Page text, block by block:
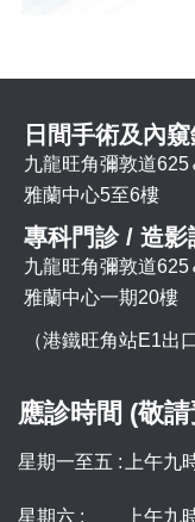
日間手術及內窺
九龍旺角彌敦道625
雅蘭中心5至6樓
專科門診 / 造影
九龍旺角彌敦道625
雅蘭中心一期20樓
（港鐵旺角站E1出口
應診時間 (敬
星期一至五 : 上午九
星期六 : 上午九